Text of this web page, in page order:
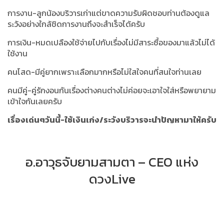
การงาน-ลูกน้องบริวารเก่าแต่ขาดความรับผิดชอบท่านต้องดูแล
ระวังอย่างใกล้ชิดการงานถึงจะสำเร็จได้ครับ
การเงิน-หมดเปลืองใช้จ่ายไปกับเรื่องไม่มีสาระซื้อของมาแล้วไม่ได้
ใช้งาน
คนโสด-มีคู่ยากเพราะเลือกมากหรือไม่ใสใจคนที่สนใจท่านเลย
คนมีคู่-คู่รักงอนกันเรื่องต่างคนต่างไม่ค่อยจะเอาใจใส่หรือพยายาม
เข้าใจกันเลยครับ
เรื่องเด่นๆวันนี้-ใช้เงินเก่ง/ระวังบริวารจะนำปัญหามาให้ครับ
อ.อาวุธจับยามสามตา – CEO แห่ง
ดวงLive